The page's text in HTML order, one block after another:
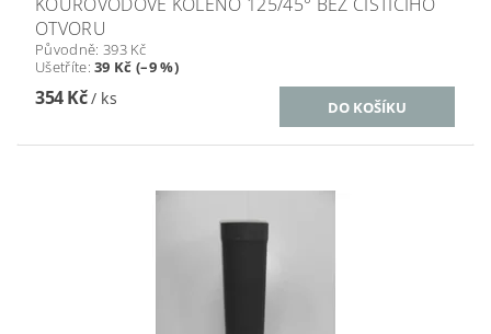
OTVORU
Původně: 393 Kč
Ušetříte:39 Kč (–9 %)
354 Kč/ ks